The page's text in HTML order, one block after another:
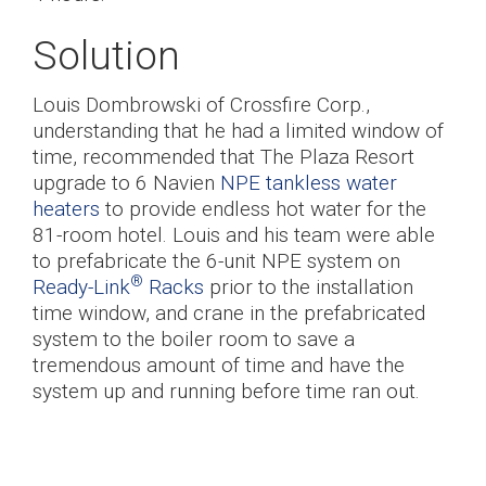
Solution
Louis Dombrowski of Crossfire Corp.,
understanding that he had a limited window of
time, recommended that The Plaza Resort
upgrade to 6 Navien NPE tankless water
heaters to provide endless hot water for the
81-room hotel. Louis and his team were able
to prefabricate the 6-unit NPE system on
Ready-Link® Racks prior to the installation
time window, and crane in the prefabricated
system to the boiler room to save a
tremendous amount of time and have the
system up and running before time ran out.